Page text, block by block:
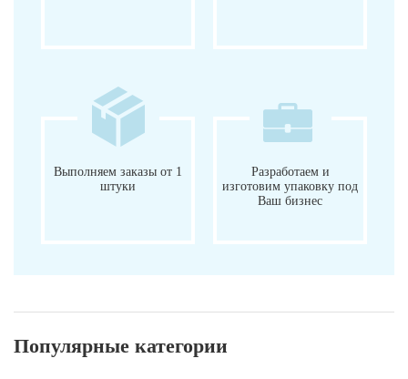
Выполняем заказы от 1
штуки
Разработаем и
изготовим упаковку под
Ваш бизнес
Популярные категории